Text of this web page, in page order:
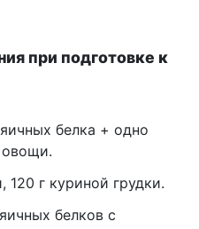
при подготовке к
белка + одно
овощи.
120 г куриной грудки.
белков с